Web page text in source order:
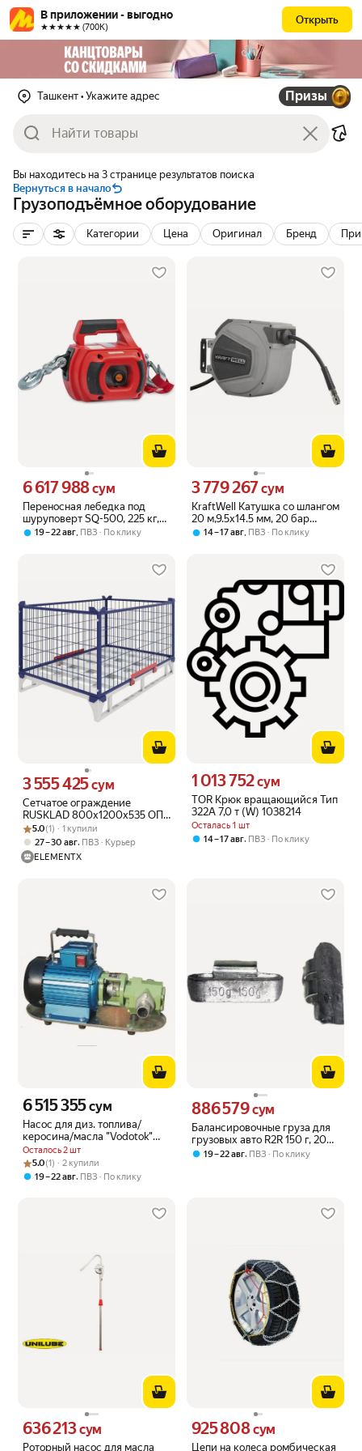
В приложении - выгодно
★★★★★ (700К)
Открыть
Ташкент • Укажите адрес Призы
Вы находитесь на 3 странице результатов поиска
Вернуться в начало
Грузоподъёмное оборудование
Категории Цена Оригинал Бренд
Переносная лебедка под
шуруповерт SQ-500, 225 кг,
12 м TOR 1002390
Цена 6617988 сум вместо
6 617 988сум
19 – 22 авг, ПВЗ По клику
KraftWell Катушка со шлангом
20 м,9.5х14.5 мм, 20 бар
KRW1731. C7
Цена 3779267 сум вместо
3 779 267сум
14 – 17 авг, ПВЗ По клику
Сетчатое ограждение
RUSKLAD 800x1200x535 ОПС
500
Цена 3555425 сум вместо
3 555 425сум
Рейтинг товара: 5.0 из 5
Оценок: (1) · 1 купили
5.0(1) · 1 купили
27 – 30 авг, ПВЗ
Курьер
ELEMENTX
TOR Крюк вращающийся Тип
322А 7,0 т (W) 1038214
Осталась 1 шт
Цена 1013752 сум вместо
1 013 752сум
14 – 17 авг, ПВЗ По клику
Насос для диз. топлива/
керосина/масла "Vodotok"
НДТ-1
Осталось 2 шт
Цена 6515355 сум вместо
6 515 355сум
Рейтинг товара: 5.0 из 5
Оценок: (1) · 2 купили
5.0(1) · 2 купили
19 – 22 авг, ПВЗ По клику
Балансировочные груза для
грузовых авто R2R 150 г, 20
шт. 6070-ГР-150-20-М
Цена 886579 сум вместо
886 579сум
19 – 22 авг, ПВЗ По клику
Роторный насос для масла
Цена 636213 сум вместо
636 213сум
Цепи на колеса ромбическая
Цена 925808 сум вместо
925 808сум